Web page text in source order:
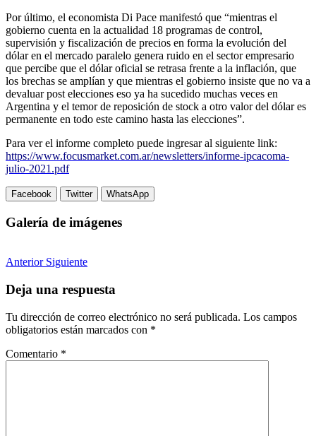
Por último, el economista Di Pace manifestó que “mientras el
gobierno cuenta en la actualidad 18 programas de control,
supervisión y fiscalización de precios en forma la evolución del
dólar en el mercado paralelo genera ruido en el sector empresario
que percibe que el dólar oficial se retrasa frente a la inflación, que
los brechas se amplían y que mientras el gobierno insiste que no va a
devaluar post elecciones eso ya ha sucedido muchas veces en
Argentina y el temor de reposición de stock a otro valor del dólar es
permanente en todo este camino hasta las elecciones”.
Para ver el informe completo puede ingresar al siguiente link:
https://www.focusmarket.com.ar/newsletters/informe-ipcacoma-
julio-2021.pdf
Facebook Twitter WhatsApp
Galería de imágenes
Anterior Siguiente
Deja una respuesta
Tu dirección de correo electrónico no será publicada. Los campos
obligatorios están marcados con *
Comentario *